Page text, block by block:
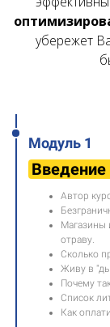
убережет
Модуль 1
Введение
Автор
Магазины
отраву.
Сколько
Живу в
Почему
Список
Как